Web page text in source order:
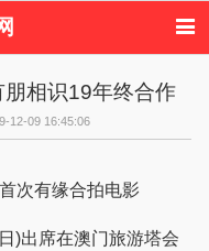
国娱乐
欧美娱乐
视新闻
内地明星八卦
相识19年终合作
12-09 16:45:06
次有缘合拍电影
出席在澳门旅游塔会